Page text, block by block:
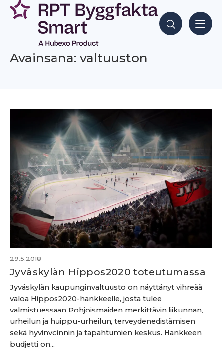
Siirry
sisältöön
Hae sisältöjä
Avainsana: valtuuston
29.5.2018
Jyväskylän Hippos2020 toteutumassa
Jyväskylän kaupunginvaltuusto on näyttänyt vihreää
valoa Hippos2020-hankkeelle, josta tulee
valmistuessaan Pohjoismaiden merkittävin liikunnan,
urheilun ja huippu-urheilun, terveydenedistämisen
sekä hyvinvoinnin ja tapahtumien keskus. Hankkeen
budjetti on...